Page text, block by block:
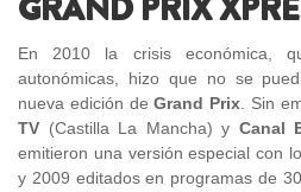
GRAND PRIX
En 2010 la crisis económica,
autonómicas, hizo que no se
nueva edición deGrand Prix . Sin
TV (Castilla La Mancha) y Canal
emitieron una versión especial con
y 2009 editados en programas de